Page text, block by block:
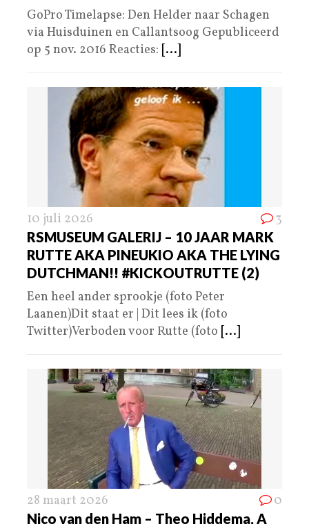
GoPro Timelapse: Den Helder naar Schagen
via Huisduinen en Callantsoog Gepubliceerd
op 5 nov. 2016 Reacties: [...]
10 juli 2026 3
RSMUSEUM GALERIJ – 10 JAAR MARK
RUTTE AKA PINEUKIO AKA THE LYING
DUTCHMAN!! #KICKOUTRUTTE (2)
Een heel ander sprookje (foto Peter
Laanen)Dit staat er | Dit lees ik (foto
Twitter)Verboden voor Rutte (foto [...]
28 maart 2026 0
Nico van den Ham – Theo Hiddema, A